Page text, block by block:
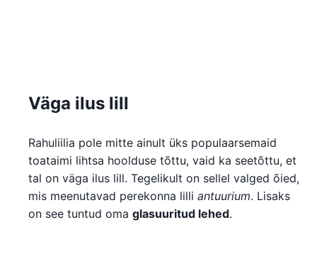
Väga ilus lill
Rahuliilia pole mitte ainult üks populaarsemaid
toataimi lihtsa hoolduse tõttu, vaid ka seetõttu, et
tal on väga ilus lill. Tegelikult on sellel valged õied,
mis meenutavad perekonna lilli antuurium. Lisaks
on see tuntud oma glasuuritud lehed.